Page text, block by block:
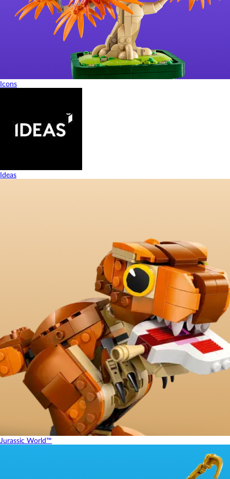
Icons
Ideas
Jurassic World™